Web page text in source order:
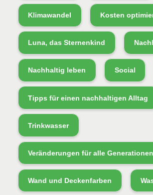
Klimawandel Kosten
Luna, das Sternenkind
Nachhaltig leben Social
Tipps für einen nachhaltigen Alltag
Trinkwasser
Veränderungen für alle Generationen
Wand und Deckenfarben